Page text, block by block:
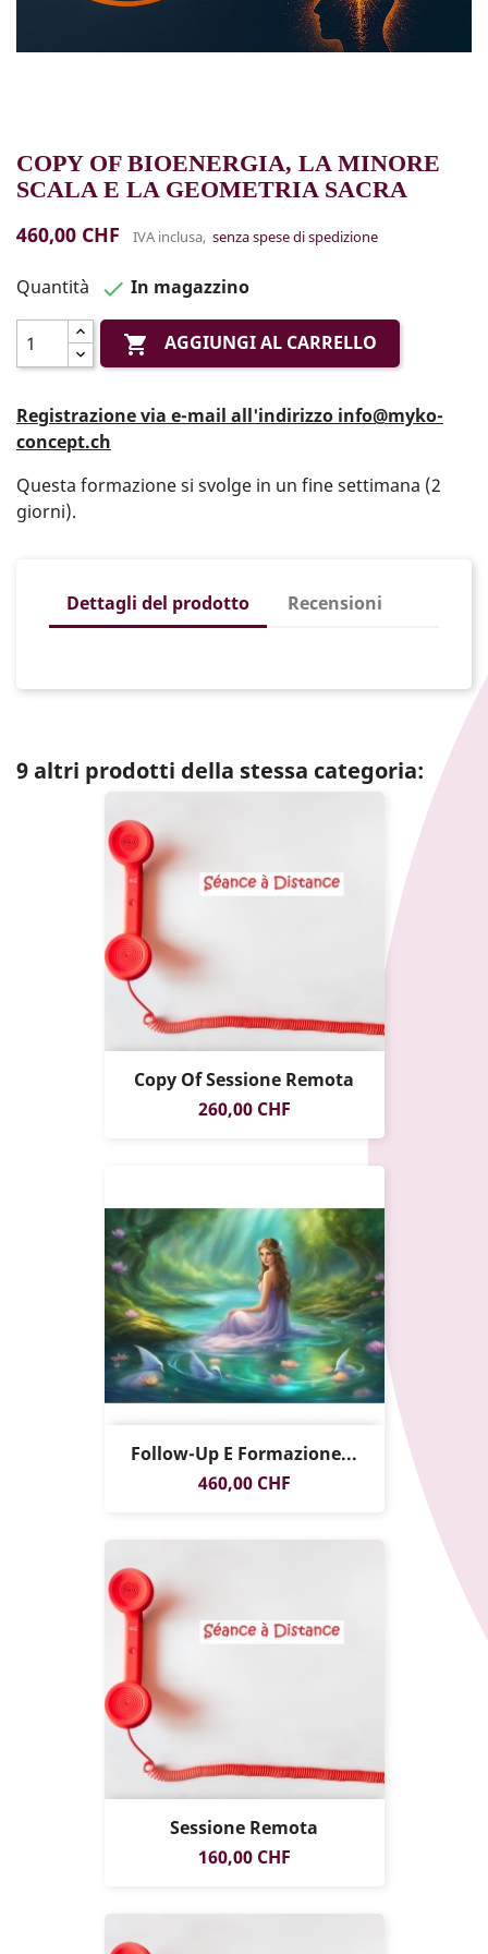
COPY OF BIOENERGIA, LA MINORE
SCALA E LA GEOMETRIA SACRA
460,00 CHF IVA inclusa, senza spese di spedizione
Quantità  In magazzino
 AGGIUNGI AL CARRELLO
Registrazione via e-mail all'indirizzo info@myko-
concept.ch
Questa formazione si svolge in un fine settimana (2
giorni).
Dettagli del prodotto Recensioni
9 altri prodotti della stessa categoria:
Copy Of Sessione Remota
Prezzo
260,00 CHF
Follow-Up E Formazione...
Prezzo
460,00 CHF
Sessione Remota
Prezzo
160,00 CHF